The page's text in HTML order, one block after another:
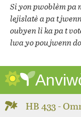
Si yon pwoblèm pa
lejislatè a pa t
oubyen li ka pa t
lwa yo pou jwenn
HB 433 -